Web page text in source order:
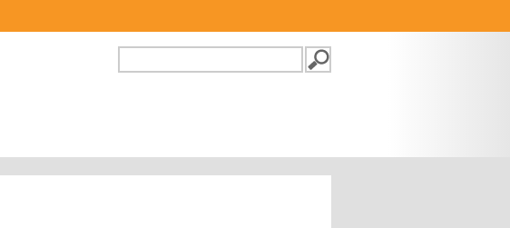
FORMULAIRE DE